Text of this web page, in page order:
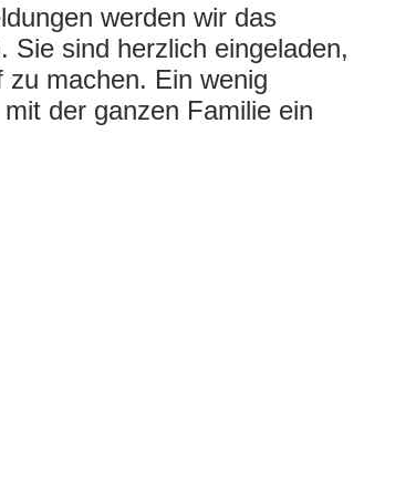
werden wir das
Sie sind herzlich eingeladen,
zu machen. Ein wenig
der ganzen Familie ein